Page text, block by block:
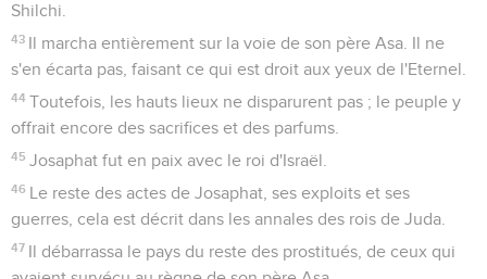
Shilchi.
43 Il marcha entièrement sur la voie de son père Asa. Il ne
s'en écarta pas, faisant ce qui est droit aux yeux de l'Eternel.
44 Toutefois, les hauts lieux ne disparurent pas ; le peuple y
offrait encore des sacrifices et des parfums.
45 Josaphat fut en paix avec le roi d'Israël.
46 Le reste des actes de Josaphat, ses exploits et ses
guerres, cela est décrit dans les annales des rois de Juda.
47 Il débarrassa le pays du reste des prostitués, de ceux qui